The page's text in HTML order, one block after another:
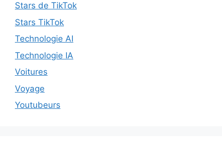
Stars de TikTok
Stars TikTok
Technologie AI
Technologie IA
Voitures
Voyage
Youtubeurs